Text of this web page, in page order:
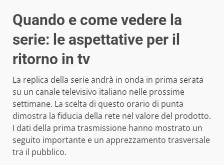
Quando e come vedere la
serie: le aspettative per il
ritorno in tv
La replica della serie andrà in onda in prima serata
su un canale televisivo italiano nelle prossime
settimane. La scelta di questo orario di punta
dimostra la fiducia della rete nel valore del prodotto.
I dati della prima trasmissione hanno mostrato un
seguito importante e un apprezzamento trasversale
tra il pubblico.